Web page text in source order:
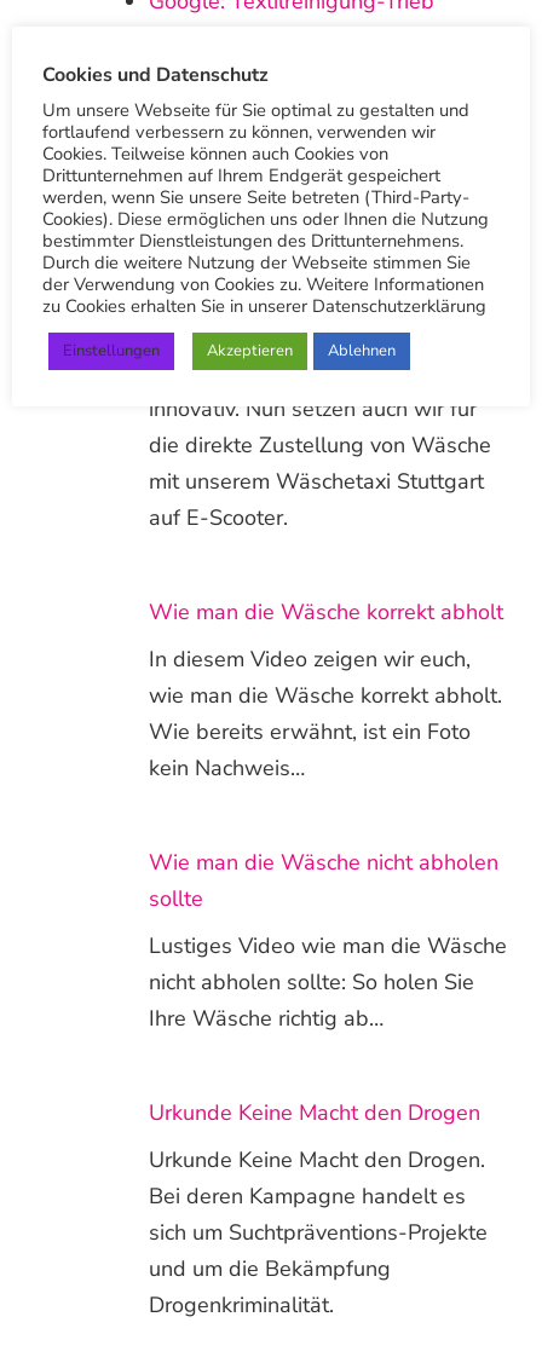
Vielen Dank
Andere Beiträge
Wäschetaxi Stuttgart E-Scooter im
Einsatz
Wir sind seit über 100 Jahren
innovativ. Nun setzen auch wir für
die direkte Zustellung von Wäsche
mit unserem Wäschetaxi Stuttgart
auf E-Scooter.
Wie man die Wäsche korrekt abholt
In diesem Video zeigen wir euch,
wie man die Wäsche korrekt abholt.
Wie bereits erwähnt, ist ein Foto
kein Nachweis…
Wie man die Wäsche nicht abholen
sollte
Lustiges Video wie man die Wäsche
nicht abholen sollte: So holen Sie
Ihre Wäsche richtig ab…
Urkunde Keine Macht den Drogen
Urkunde Keine Macht den Drogen.
Bei deren Kampagne handelt es
sich um Suchtpräventions-Projekte
und um die Bekämpfung
Drogenkriminalität.
Cookies und Datenschutz
Um unsere Webseite für Sie optimal zu gestalten und
fortlaufend verbessern zu können, verwenden wir
Cookies. Teilweise können auch Cookies von
Drittunternehmen auf Ihrem Endgerät gespeichert
werden, wenn Sie unsere Seite betreten (Third-Party-
Cookies). Diese ermöglichen uns oder Ihnen die Nutzung
bestimmter Dienstleistungen des Drittunternehmens.
Durch die weitere Nutzung der Webseite stimmen Sie
der Verwendung von Cookies zu. Weitere Informationen
zu Cookies erhalten Sie in unserer Datenschutzerklärung
Einstellungen Akzeptieren Ablehnen